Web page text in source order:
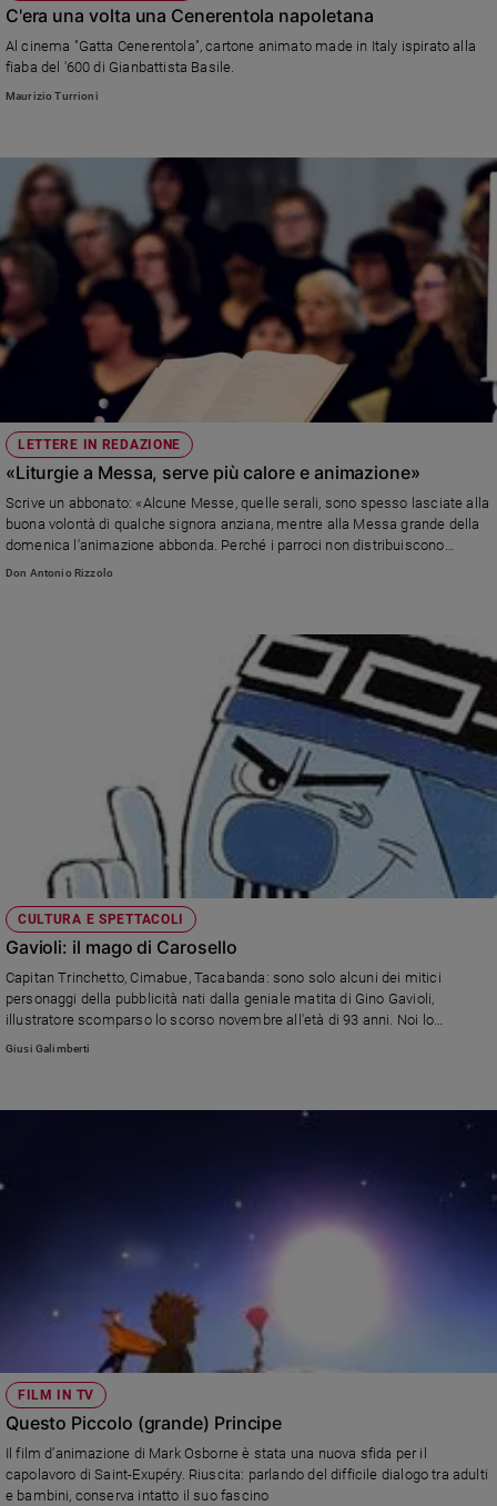
C'era una volta una Cenerentola napoletana
Al cinema "Gatta Cenerentola", cartone animato made in Italy ispirato alla
fiaba del '600 di Gianbattista Basile.
Maurizio Turrioni
LETTERE IN REDAZIONE
«Liturgie a Messa, serve più calore e animazione»
Scrive un abbonato: «Alcune Messe, quelle serali, sono spesso lasciate alla
buona volontà di qualche signora anziana, mentre alla Messa grande della
domenica l'animazione abbonda. Perché i parroci non distribuiscono
meglio le forze per dare dignità a tutte le celebrazioni?». Risponde il
Don Antonio Rizzolo
CULTURA E SPETTACOLI
Gavioli: il mago di Carosello
Capitan Trinchetto, Cimabue, Tacabanda: sono solo alcuni dei mitici
personaggi della pubblicità nati dalla geniale matita di Gino Gavioli,
illustratore scomparso lo scorso novembre all'età di 93 anni. Noi lo
avevamo intervistato nel 2010 anche per farci raccontare la storia di
Giusi Galimberti
FILM IN TV
Questo Piccolo (grande) Principe
Il film d’animazione di Mark Osborne è stata una nuova sfida per il
capolavoro di Saint-Exupéry. Riuscita: parlando del difficile dialogo tra adulti
e bambini, conserva intatto il suo fascino